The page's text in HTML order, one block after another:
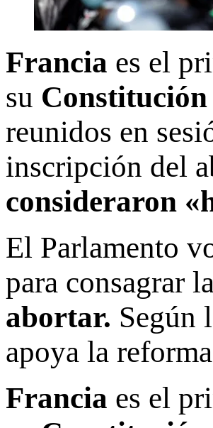
Francia es el
su Constitución
reunidos en
inscripción del
consideraron
El Parlamento
para consagrar la
abortar. Según
apoya la
Francia es el